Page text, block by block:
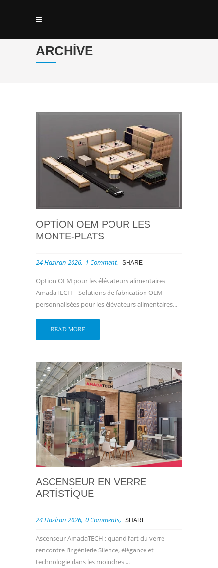
ARCHIVE
OPTION OEM POUR LES
MONTE-PLATS
24 Haziran 2026 1 Comment SHARE
Option OEM pour les élévateurs alimentaires
AmadaTECH – Solutions de fabrication OEM
personnalisées pour les élévateurs alimentaires...
READ MORE
ASCENSEUR EN VERRE
ARTISTIQUE
24 Haziran 2026 0 Comments SHARE
Ascenseur AmadaTECH : quand l’art du verre
rencontre l’ingénierie Silence, élégance et
technologie dans les moindres ...